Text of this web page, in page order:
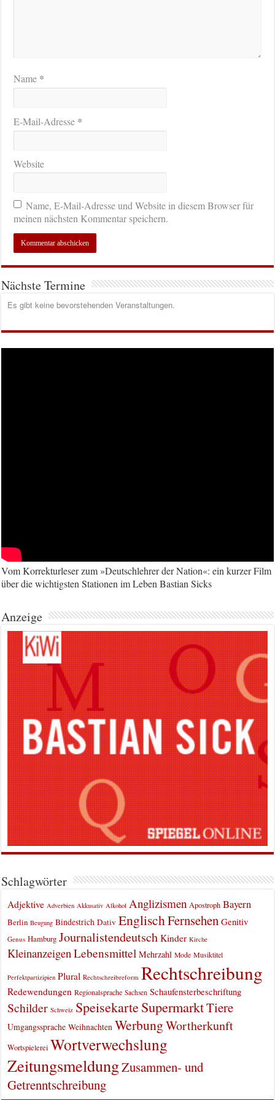
Name *
E-Mail-Adresse *
Website
Name, E-Mail-Adresse und Website in diesem Browser für
meinen nächsten Kommentar speichern.
Nächste Termine
Es gibt keine bevorstehenden Veranstaltungen.
Vom Korrekturleser zum »Deutschlehrer der Nation«: ein kurzer Film
über die wichtigsten Stationen im Leben Bastian Sicks
Anzeige
Schlagwörter
Adjektive Adverbien Akkusativ Alkohol Anglizismen Apostroph Bayern
Berlin Beugung Bindestrich Dativ EnglischFernsehen Genitiv
Genus Hamburg Journalistendeutsch Kinder Kirche
KleinanzeigenLebensmittel Mehrzahl Mode Musiktitel
Perfektpartizipien Plural Rechtschreibreform Rechtschreibung
Redewendungen Regionalsprache Sachsen Schaufensterbeschriftung
Schilder Schweiz SpeisekarteSupermarktTiere
Umgangssprache Weihnachten WerbungWortherkunft
Wortspielerei Wortverwechslung
ZeitungsmeldungZusammen- und
Getrenntschreibung